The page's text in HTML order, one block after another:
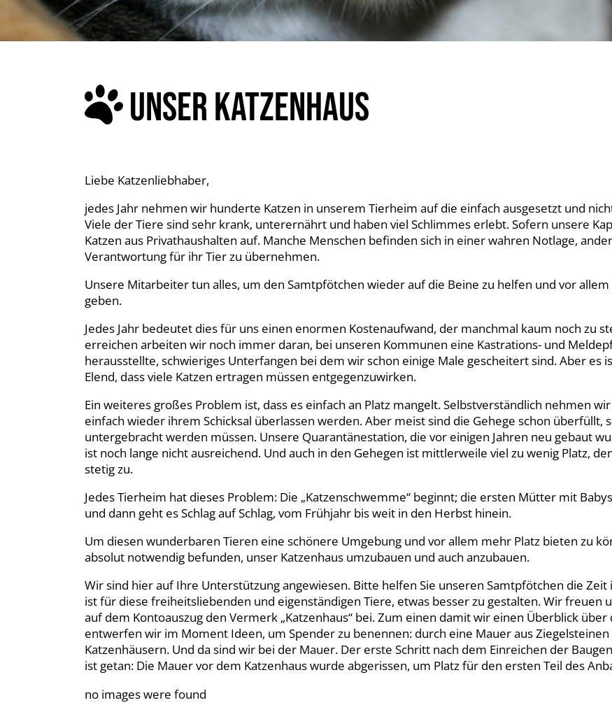
UNSER KATZENHAUS
Liebe Katzenliebhaber,
jedes Jahr nehmen wir hunderte Katzen in unserem Tierheim auf die einfach ausgesetzt und
Viele der Tiere sind sehr krank, unterernährt und haben viel Schlimmes erlebt. Sofern unsere
Katzen aus Privathaushalten auf. Manche Menschen befinden sich in einer wahren Notlage,
Verantwortung für ihr Tier zu übernehmen.
Unsere Mitarbeiter tun alles, um den Samtpfötchen wieder auf die Beine zu helfen und vor
geben.
Jedes Jahr bedeutet dies für uns einen enormen Kostenaufwand, der manchmal kaum noch zu
erreichen arbeiten wir noch immer daran, bei unseren Kommunen eine Kastrations- und
herausstellte, schwieriges Unterfangen bei dem wir schon einige Male gescheitert sind. Aber es
Elend, dass viele Katzen ertragen müssen entgegenzuwirken.
Ein weiteres großes Problem ist, dass es einfach an Platz mangelt. Selbstverständlich nehmen
einfach wieder ihrem Schicksal überlassen werden. Aber meist sind die Gehege schon überfüllt,
untergebracht werden müssen. Unsere Quarantänestation, die vor einigen Jahren neu gebaut
ist noch lange nicht ausreichend. Und auch in den Gehegen ist mittlerweile viel zu wenig Platz,
stetig zu.
Jedes Tierheim hat dieses Problem: Die „Katzenschwemme“ beginnt; die ersten Mütter mit
und dann geht es Schlag auf Schlag, vom Frühjahr bis weit in den Herbst hinein.
Um diesen wunderbaren Tieren eine schönere Umgebung und vor allem mehr Platz bieten zu
absolut notwendig befunden, unser Katzenhaus umzubauen und auch anzubauen.
Wir sind hier auf Ihre Unterstützung angewiesen. Bitte helfen Sie unseren Samtpfötchen die
ist für diese freiheitsliebenden und eigenständigen Tiere, etwas besser zu gestalten. Wir freuen
auf dem Kontoauszug den Vermerk „Katzenhaus“ bei. Zum einen damit wir einen Überblick
entwerfen wir im Moment Ideen, um Spender zu benennen: durch eine Mauer aus
Katzenhäusern. Und da sind wir bei der Mauer. Der erste Schritt nach dem Einreichen der
ist getan: Die Mauer vor dem Katzenhaus wurde abgerissen, um Platz für den ersten Teil des
no images were found